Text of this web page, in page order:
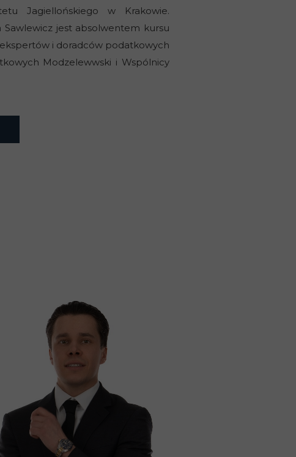
Jagiellońskiego w Krakowie.
Sawlewicz jest absolwentem kursu
i doradców podatkowych
Modzelewwski i Wspólnicy